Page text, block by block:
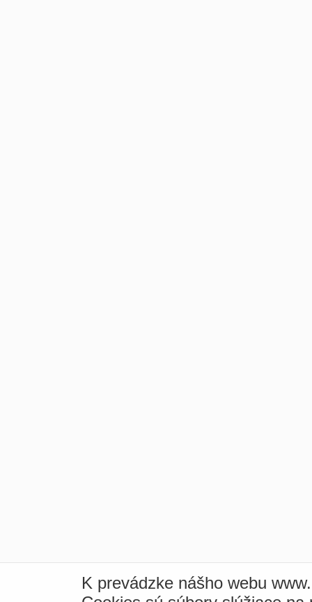
K prevádzke nášho webu